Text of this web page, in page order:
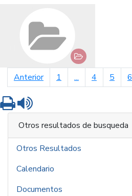
Anteriorpágina anterior
1 ... 4 5 6
Imprimir
Otros resultados de busqueda
Otros Resultados
Calendario
Documentos